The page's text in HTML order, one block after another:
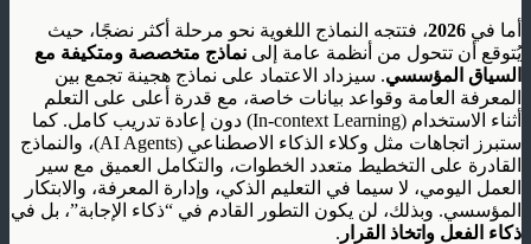
أما في 2026، فتتجه النماذج اللغوية نحو مرحلة أكثر نضجًا، حيث
يُتوقع أن تتحول من أنظمة عامة إلى نماذج متخصصة ومتكيفة مع
السياق المؤسسي. سيزداد الاعتماد على نماذج هجينة تجمع بين
المعرفة العامة وقواعد بيانات خاصة، مع قدرة أعلى على التعلم
أثناء الاستخدام (In-context Learning) دون إعادة تدريب كامل. كما
ستبرز اتجاهات مثل وكلاء الذكاء الاصطناعي (AI Agents)، والنماذج
القادرة على التخطيط متعدد الخطوات، والتكامل العميق مع سير
العمل اليومي، لا سيما في التعليم الذكي، وإدارة المعرفة، والابتكار
المؤسسي. وبذلك، لن يكون التطور القادم في “ذكاء الإجابة”، بل في
ذكاء الفعل واتخاذ القرار .